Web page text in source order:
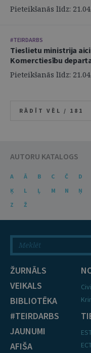
Pieteikšanās līdz:
#TEIRDARBS
Tieslietu ministrija
Komerctiesību
Pieteikšanās līdz:
RĀDĪT VĒL / 181
AUTORU KATALOGS
A Ā B C Č D
Ķ
L Ļ M N Ņ
Z
Ž
ŽURNĀLS
VEIKALS
BIBLIOTĒKA
#TEIRDARBS
JAUNUMI
AFIŠA